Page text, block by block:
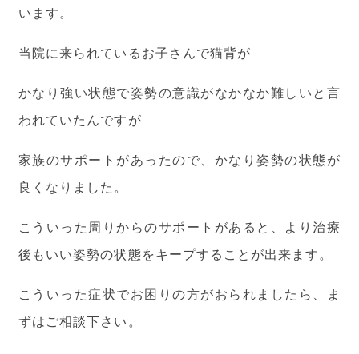
います。
当院に来られているお子さんで猫背が
かなり強い状態で姿勢の意識がなかなか難しいと言
われていたんですが
家族のサポートがあったので、かなり姿勢の状態が
良くなりました。
こういった周りからのサポートがあると、より治療
後もいい姿勢の状態をキープすることが出来ます。
こういった症状でお困りの方がおられましたら、ま
ずはご相談下さい。